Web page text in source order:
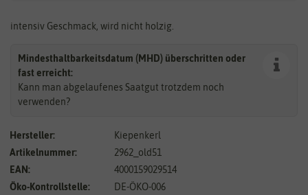
intensiv Geschmack, wird nicht holzig.
Mindesthaltbarkeitsdatum (MHD) überschritten oder
fast erreicht:
Kann man abgelaufenes Saatgut trotzdem noch
verwenden?
Hersteller:
Kiepenkerl
Artikelnummer:
2962_old51
EAN:
4000159029514
Öko-Kontrollstelle:
DE-ÖKO-006